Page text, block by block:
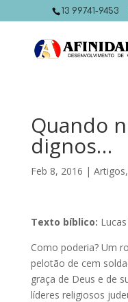
13 99741-9453
Quando
dignos…
Feb 8, 2016 | Artigos,
Texto bíblico:
Como poderia? Um
pelotão de cem
graça de Deus e de
líderes religiosos